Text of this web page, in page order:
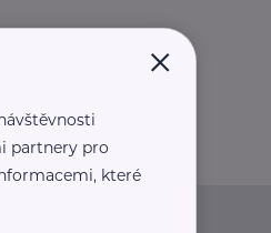
×
partnery pro
které